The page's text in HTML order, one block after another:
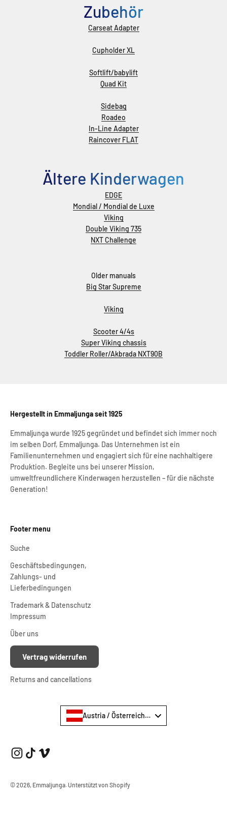
Zubehör
Carseat Adapter
Cupholder XL
Softlift/babylift
Quad Kit
Sidebag
Roadeo
In-Line Adapter
Raincover FLAT
Ältere Kinderwagen
EDGE
Mondial / Mondial de Luxe
Viking
Double Viking 735
NXT Challenge
Older manuals
Big Star Supreme
Viking
Scooter 4/4s
Super Viking chassis
Toddler Roller/Akbrada NXT90B
Hergestellt in Emmaljunga seit 1925
Emmaljunga wurde 1925 gegründet und befindet sich immer noch
im selben Dorf, Emmaljunga. Das Unternehmen ist ein
Familienunternehmen und engagiert sich für eine nachhaltigere
Produktion. Begleite uns bei unserer Mission,
umweltfreundlichere Kinderwagen herzustellen – für die nächste
Generation!
Footer menu
Suche
Geschäftsbedingungen,
Zahlungs- und
Lieferbedingungen
Trademark & Datenschutz
Impressum
Über uns
Vertrag widerrufen
Returns and cancellations
Austria / Österreich €
© 2026, Emmaljunga. Unterstützt von Shopify